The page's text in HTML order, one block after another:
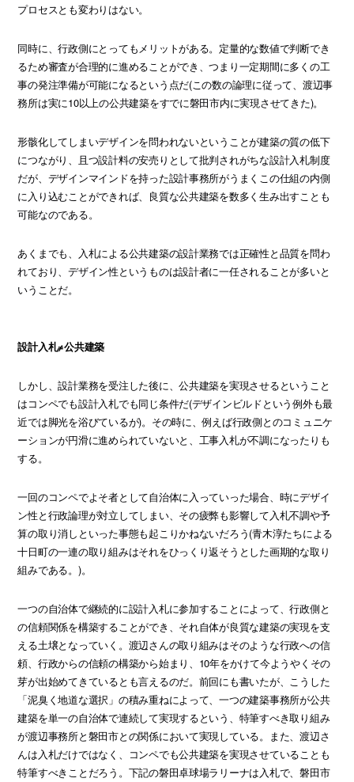
プロセスとも変わりはない。
同時に、行政側にとってもメリットがある。定量的な数値で判断でき
るため審査が合理的に進めることができ、つまり一定期間に多くの工
事の発注準備が可能になるという点だ(この数の論理に従って、渡辺事
務所は実に10以上の公共建築をすでに磐田市内に実現させてきた)。
形骸化してしまいデザインを問われないということが建築の質の低下
につながり、且つ設計料の安売りとして批判されがちな設計入札制度
だが、デザインマインドを持った設計事務所がうまくこの仕組の内側
に入り込むことができれば、良質な公共建築を数多く生み出すことも
可能なのである。
あくまでも、入札による公共建築の設計業務では正確性と品質を問わ
れており、デザイン性というものは設計者に一任されることが多いと
いうことだ。
設計入札≠公共建築
しかし、設計業務を受注した後に、公共建築を実現させるということ
はコンペでも設計入札でも同じ条件だ(デザインビルドという例外も最
近では脚光を浴びているが)。その時に、例えば行政側とのコミュニケ
ーションが円滑に進められていないと、工事入札が不調になったりも
する。
一回のコンペでよそ者として自治体に入っていった場合、時にデザイ
ン性と行政論理が対立してしまい、その疲弊も影響して入札不調や予
算の取り消しといった事態も起こりかねないだろう(青木淳たちによる
十日町の一連の取り組みはそれをひっくり返そうとした画期的な取り
組みである。)。
一つの自治体で継続的に設計入札に参加することによって、行政側と
の信頼関係を構築することができ、それ自体が良質な建築の実現を支
える土壌となっていく。渡辺さんの取り組みはそのような行政への信
頼、行政からの信頼の構築から始まり、10年をかけて今ようやくその
芽が出始めてきているとも言えるのだ。前回にも書いたが、こうした
「泥臭く地道な選択」の積み重ねによって、一つの建築事務所が公共
建築を単一の自治体で連続して実現するという、特筆すべき取り組み
が渡辺事務所と磐田市との関係において実現している。また、渡辺さ
んは入札だけではなく、コンペでも公共建築を実現させていることも
特筆すべきことだろう。下記の磐田卓球場ラリーナは入札で、磐田市